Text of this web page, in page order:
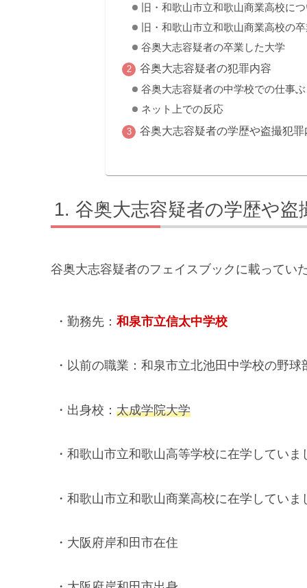
旧・和歌山市立和歌山商業高校に
旧・和歌山市立和歌山商業高校の
谷奥大志容疑者の卒業した大学
谷奥大志容疑者の犯罪内容
谷奥大志容疑者の中学校での仕事
ネット上での反応
谷奥大志容疑者の学歴や盗撮犯
谷奥大志容疑者の学歴や
谷奥大志容疑者のフェイスブックに載ってい
・勤務先： 和泉市立信太中学校
・以前の職業：和泉市立北池田中学校の野球
・出身校： 太成学院大学
・和歌山市立和歌山高等学校に在学していま
・和歌山市立和歌山商業高校に在学していま
・大阪府岸和田市在住